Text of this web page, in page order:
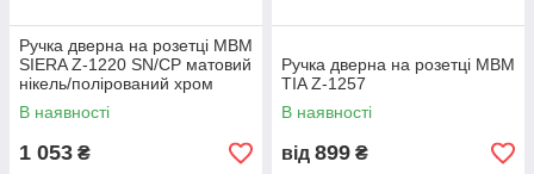
Ручка дверна на розетці МВМ
SIERA Z-1220 SN/CP матовий
нікель/полірований хром
В наявності
1 053 ₴
Ручка дверна на розетці МВМ
TIA Z-1257
В наявності
від 899 ₴